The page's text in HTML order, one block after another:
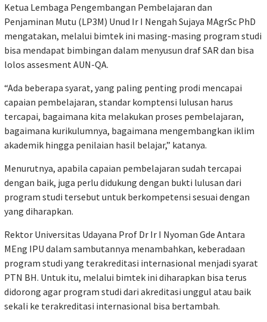
Ketua Lembaga Pengembangan Pembelajaran dan
Penjaminan Mutu (LP3M) Unud Ir I Nengah Sujaya MAgrSc PhD
mengatakan, melalui bimtek ini masing-masing program studi
bisa mendapat bimbingan dalam menyusun draf SAR dan bisa
lolos assesment AUN-QA.
“Ada beberapa syarat, yang paling penting prodi mencapai
capaian pembelajaran, standar komptensi lulusan harus
tercapai, bagaimana kita melakukan proses pembelajaran,
bagaimana kurikulumnya, bagaimana mengembangkan iklim
akademik hingga penilaian hasil belajar,” katanya.
Menurutnya, apabila capaian pembelajaran sudah tercapai
dengan baik, juga perlu didukung dengan bukti lulusan dari
program studi tersebut untuk berkompetensi sesuai dengan
yang diharapkan.
Rektor Universitas Udayana Prof Dr Ir I Nyoman Gde Antara
MEng IPU dalam sambutannya menambahkan, keberadaan
program studi yang terakreditasi internasional menjadi syarat
PTN BH. Untuk itu, melalui bimtek ini diharapkan bisa terus
didorong agar program studi dari akreditasi unggul atau baik
sekali ke terakreditasi internasional bisa bertambah.